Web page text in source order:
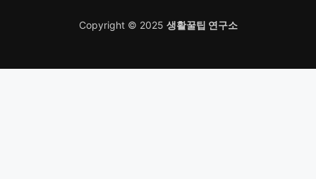
Copyright © 2025 생활꿀팁 연구소